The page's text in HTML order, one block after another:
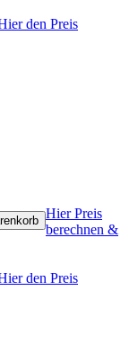
Hier Preis
berechnen &